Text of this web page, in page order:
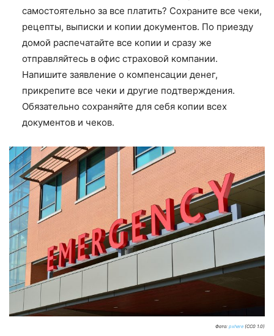
самостоятельно за все платить? Сохраните все чеки,
рецепты, выписки и копии документов. По приезду
домой распечатайте все копии и сразу же
отправляйтесь в офис страховой компании.
Напишите заявление о компенсации денег,
прикрепите все чеки и другие подтверждения.
Обязательно сохраняйте для себя копии всех
документов и чеков.
Фото: pxhere (CC0 1.0)